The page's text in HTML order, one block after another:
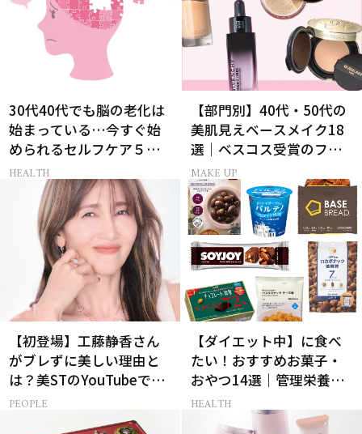
30代40代でも脳の老化は
始まっている…今すぐ始
められるセルフケア５選
［医師監修］
HEALTH
【部門別】40代・50代の
美肌見えベースメイク18
選｜ベスコス受賞のファ
ンデ・下地・パウダー
MAKE UP
【初登場】工藤静香さん
がブレずに美しい理由と
は？美STのYouTubeでは
ALL私物の「ポーチの中
PEOPLE
【ダイエット中】に食べ
たい！おすすめお菓子・
おやつ14選｜管理栄養士
監修
HEALTH